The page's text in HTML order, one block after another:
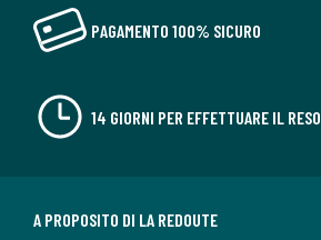
PAGAMENTO 100% SICURO
14 GIORNI PER EFFETTUARE IL RESO
A PROPOSITO DI LA REDOUTE